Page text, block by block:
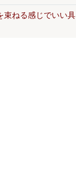
束ねる感じでいい具